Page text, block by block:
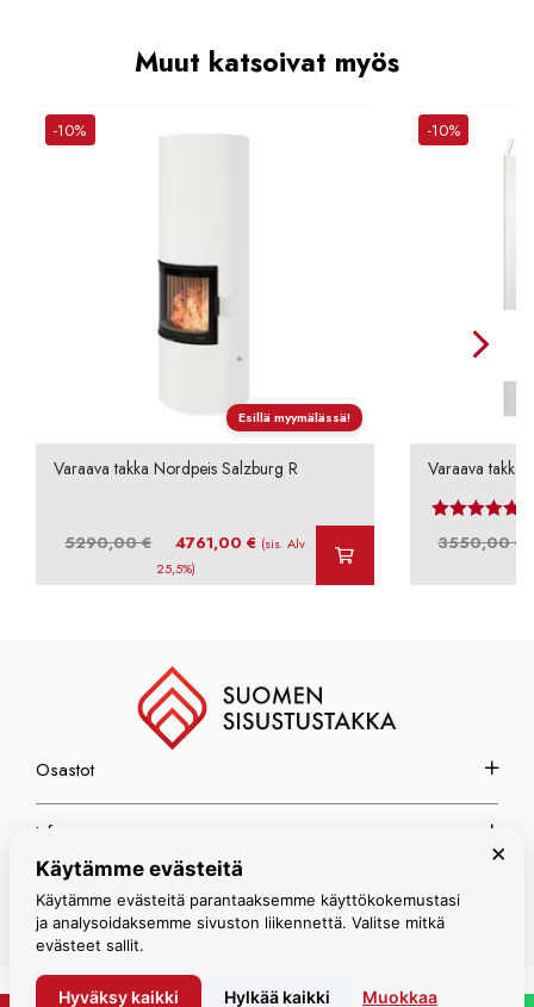
Muut katsoivat myös
Esillä myymälässä!
-10%
Varaava takka Nordpeis Salzburg R
5290,00€
Alkuperäinen
hinta
oli:
4761,00 €Nykyinen
on:
(sis. Alv
25,5%)
-10%
Varaava takka
3550,00€
Osastot
Info
Espoon myymälä
×
Käytämme evästeitä
Käytämme evästeitä parantaaksemme käyttökokemustasi
ja analysoidaksemme sivuston liikennettä. Valitse mitkä
evästeet sallit.
Hyväksy kaikki Hylkää kaikki Muokkaa